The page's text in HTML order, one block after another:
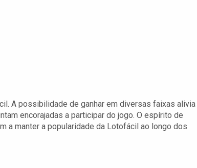
A possibilidade de ganhar em diversas faixas alivia
encorajadas a participar do jogo. O espírito de
a manter a popularidade da Lotofácil ao longo dos